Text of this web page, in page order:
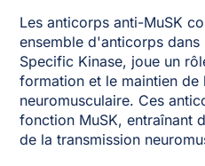
Les anticorps anti-MuSK
ensemble d'anticorps
Specific Kinase, joue un
formation et le maintien de
neuromusculaire. Ces
fonction MuSK, entraînant
de la transmission